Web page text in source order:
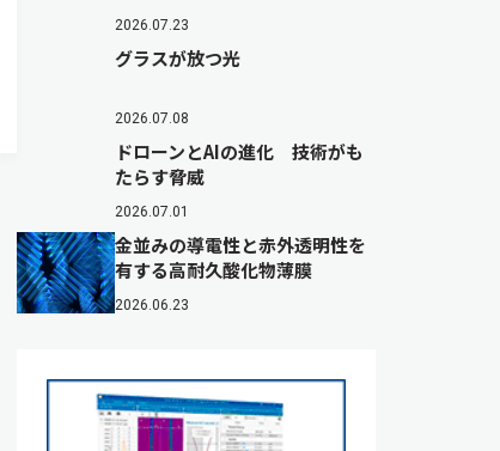
2026.07.23
グラスが放つ光
2026.07.08
ドローンとAIの進化 技術がも
たらす脅威
2026.07.01
金並みの導電性と赤外透明性を
有する高耐久酸化物薄膜
2026.06.23